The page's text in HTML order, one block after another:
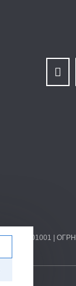
667901001 |